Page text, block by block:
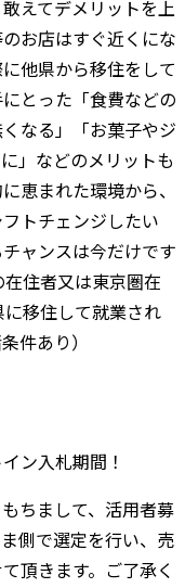
えてデメリットを上
お店はすぐ近くにな
他県から移住をして
とった「食費などの
なる」「お菓子やジ
」などのメリットも
恵まれた環境から、
トチェンジしたい
ャンスは今だけです
住者又は東京圏在
移住して就業され
件あり）
ちまして、活用者募
側で選定を行い、売
頂きます。ご了承く